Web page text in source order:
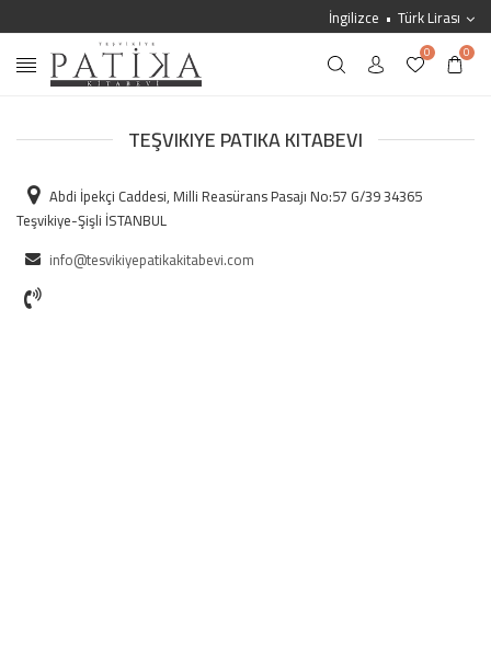
İngilizce Türk Lirası
0 0
TEŞVIKIYE PATIKA KITABEVI
Abdi İpekçi Caddesi, Milli Reasürans Pasajı No:57 G/39 34365
Teşvikiye-Şişli İSTANBUL
info@tesvikiyepatikakitabevi.com